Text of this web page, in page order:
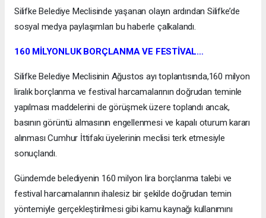
Silifke Belediye Meclisinde yaşanan olayın ardından Silifke’de
sosyal medya paylaşımları bu haberle çalkalandı.
160 MİLYONLUK BORÇLANMA VE FESTİVAL…
Silifke Belediye Meclisinin Ağustos ayı toplantısında,160 milyon
liralık borçlanma ve festival harcamalarının doğrudan teminle
yapılması maddelerini de görüşmek üzere toplandı ancak,
basının görüntü almasının engellenmesi ve kapalı oturum kararı
alınması Cumhur İttifakı üyelerinin meclisi terk etmesiyle
sonuçlandı.
Gündemde belediyenin 160 milyon lira borçlanma talebi ve
festival harcamalarının ihalesiz bir şekilde doğrudan temin
yöntemiyle gerçekleştirilmesi gibi kamu kaynağı kullanımını